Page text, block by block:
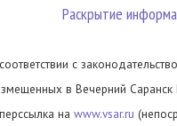
Раскрытие
с
в Вечерний Саранск
на www.vsar.ru